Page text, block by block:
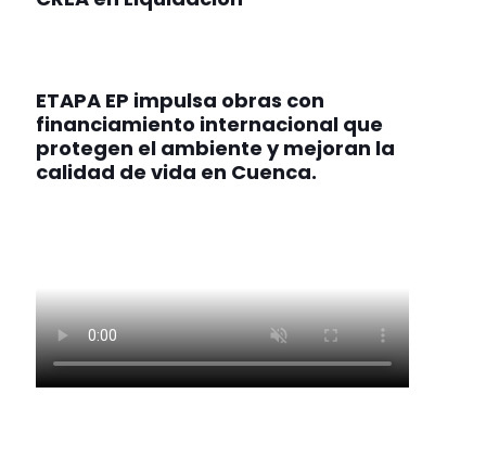
ETAPA EP impulsa obras con
financiamiento internacional que
protegen el ambiente y mejoran la
calidad de vida en Cuenca.